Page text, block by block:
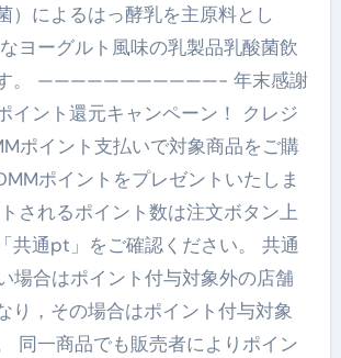
）によるはっ酵乳を主原料とし
ヨーグルト風味の乳製品乳酸菌飲
す。 ———————————- 年末感謝
イント還元キャンペーン！ クレジ
ポイント支払いで対象商品をご購
ポイントをプレゼントいたしま
されるポイント数は注文ボタン上
共通pt」をご確認ください。 共通
場合はポイント付与対象外の店舗
り，その場合はポイント付与対象
同一商品でも販売者によりポイン